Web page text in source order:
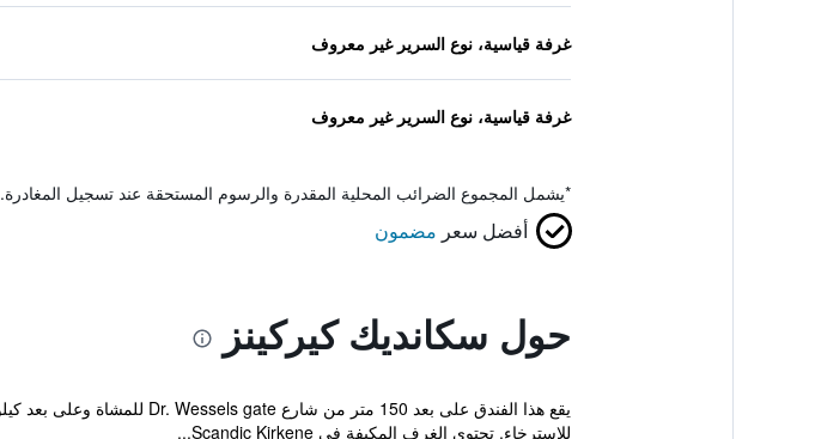
غرفة قياسية، نوع السرير غير معروف
غرفة قياسية، نوع السرير غير معروف
*يشمل المجموع الضرائب المحلية المقدرة والرسوم المستحقة عند تسجيل المغادرة.
أفضل سعر مضمون
حول سكانديك كيركينز
للاسترخاء. تحتوي الغرف المكيفة في Scandic Kirkene...